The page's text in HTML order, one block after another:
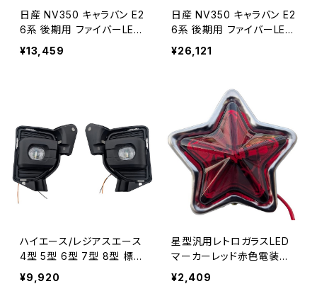
日産 NV350 キャラバン E2
6系 後期用 ファイバーLED
テールランプ 右（運転席側）
JP091-LED-R+PX-NV35
¥13,459
日産 NV350 キャラバン E2
6系 後期用 ファイバーLED
テールランプ 左右セット JP
091-LED-L+JP091-LED-R
¥26,121
ハイエース/レジアスエース
4型 5型 6型 7型 8型 標
準/ワイド H25.12～LEDフォ
グランプユニット 全グレー
¥9,920
星型汎用レトロガラスLED
マーカーレッド赤色電装電
飾装飾直径約92mm奥行約
35ｍｍスターマーカー12
¥2,409